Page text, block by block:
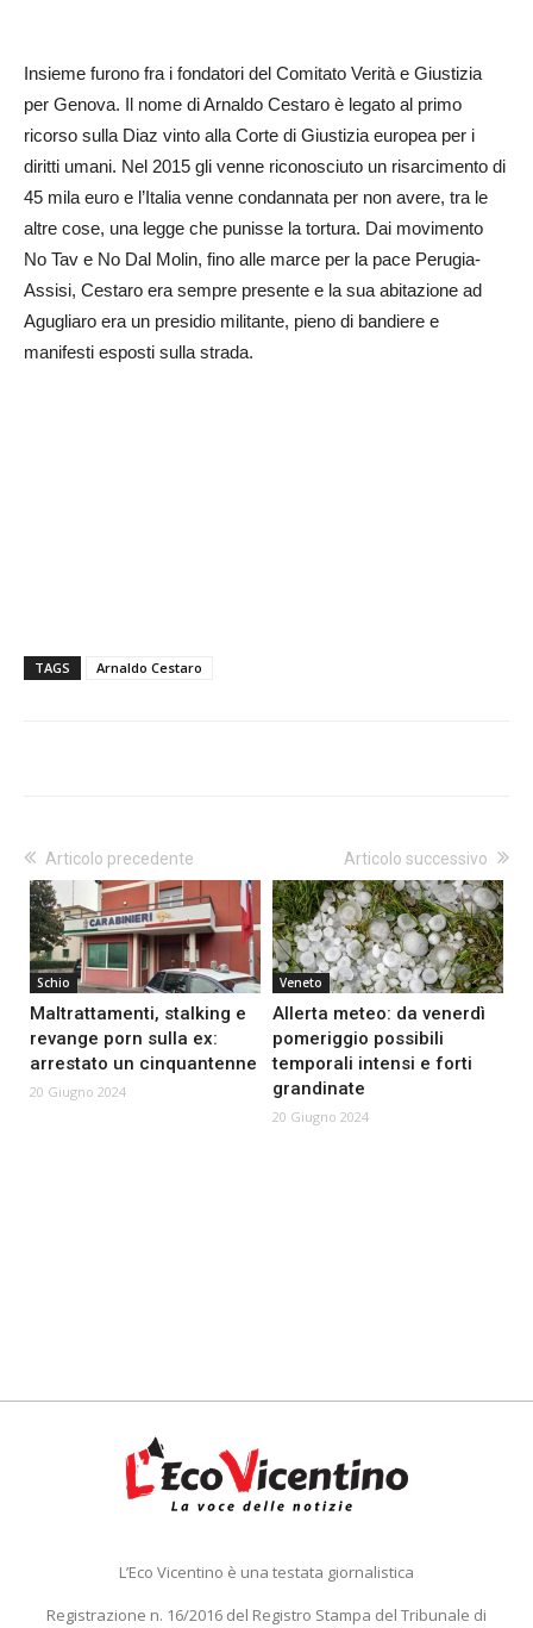
Insieme furono fra i fondatori del Comitato Verità e Giustizia
per Genova. Il nome di Arnaldo Cestaro è legato al primo
ricorso sulla Diaz vinto alla Corte di Giustizia europea per i
diritti umani. Nel 2015 gli venne riconosciuto un risarcimento di
45 mila euro e l’Italia venne condannata per non avere, tra le
altre cose, una legge che punisse la tortura. Dai movimento
No Tav e No Dal Molin, fino alle marce per la pace Perugia-
Assisi, Cestaro era sempre presente e la sua abitazione ad
Agugliaro era un presidio militante, pieno di bandiere e
manifesti esposti sulla strada.
TAGS Arnaldo Cestaro
Articolo precedente
Schio
Maltrattamenti, stalking e
revange porn sulla ex:
arrestato un cinquantenne
20 Giugno 2024
Articolo successivo
Veneto
Allerta meteo: da venerdì
pomeriggio possibili
temporali intensi e forti
grandinate
20 Giugno 2024
L’Eco Vicentino è una testata giornalistica
Registrazione n. 16/2016 del Registro Stampa del Tribunale di